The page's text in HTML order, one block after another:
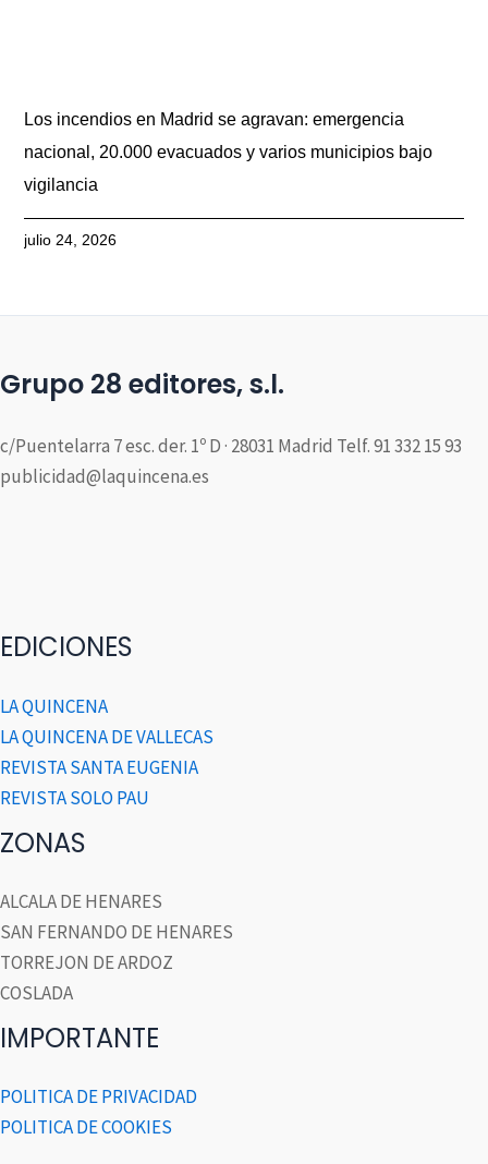
Los incendios en Madrid se agravan: emergencia
nacional, 20.000 evacuados y varios municipios bajo
vigilancia
julio 24, 2026
Grupo 28 editores, s.l.
c/Puentelarra 7 esc. der. 1º D · 28031 Madrid Telf. 91 332 15 93
publicidad@laquincena.es
EDICIONES
LA QUINCENA
LA QUINCENA DE VALLECAS
REVISTA SANTA EUGENIA
REVISTA SOLO PAU
ZONAS
ALCALA DE HENARES
SAN FERNANDO DE HENARES
TORREJON DE ARDOZ
COSLADA
IMPORTANTE
POLITICA DE PRIVACIDAD
POLITICA DE COOKIES